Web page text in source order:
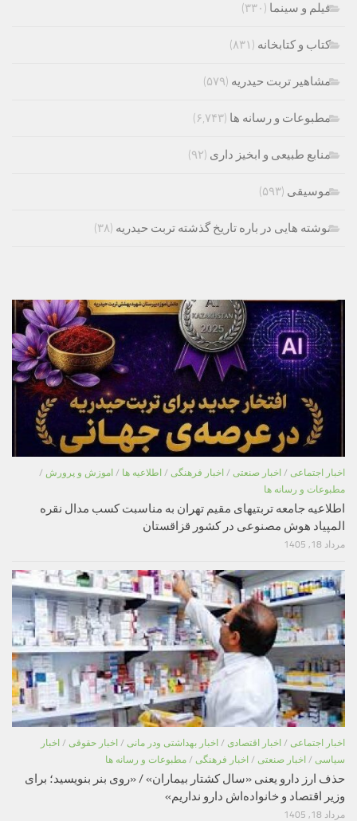
فیلم و سینما (۳۳۰)
کتاب و کتابخانه (۸۳۱)
مشاهیر تربت حیدریه (۵۷۹)
مطبوعات و رسانه ها (۶,۷۴۳)
منابع طبیعی و ابخیز داری (۹۲)
موسیقی (۵۹۳)
نوشته هایی در باره تاریخ گذشته تربت حیدریه (۳۸)
اخبار اجتماعی / اخبار صنعتی / اخبار فرهنگی / اطلاعیه ها / اموزش و پرورش /
مطبوعات و رسانه ها
اطلاعیه جامعه تربتیهای مقیم تهران به مناسبت کسب مدال نقره
المپیاد هوش مصنوعی در کشور قزاقستان
مرداد 18, 1405
اخبار اجتماعی / اخبار اقتصادی / اخبار بهداشتی ودر مانی / اخبار حقوقی / اخبار
سیاسی / اخبار صنعتی / اخبار فرهنگی / مطبوعات و رسانه ها
حذف ارز دارو یعنی «سال کشتار بیماران» / «روی بنر بنویسید؛ برای
وزیر اقتصاد و خانواده‌اش دارو نداریم»
مرداد 18, 1405